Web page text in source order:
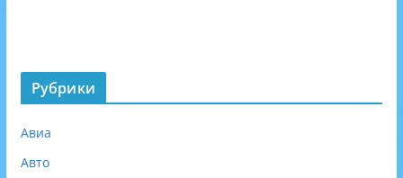
Рубрики
Авиа
Авто